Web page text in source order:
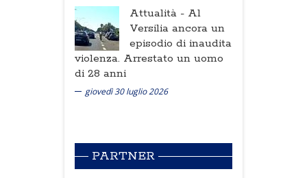
Attualità - Al
Versilia ancora un
episodio di inaudita
violenza. Arrestato un uomo
di 28 anni
giovedì 30 luglio 2026
PARTNER